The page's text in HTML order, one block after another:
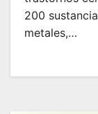
200
metales,…